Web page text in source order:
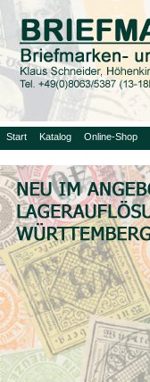
Start Katalog Online-Shop